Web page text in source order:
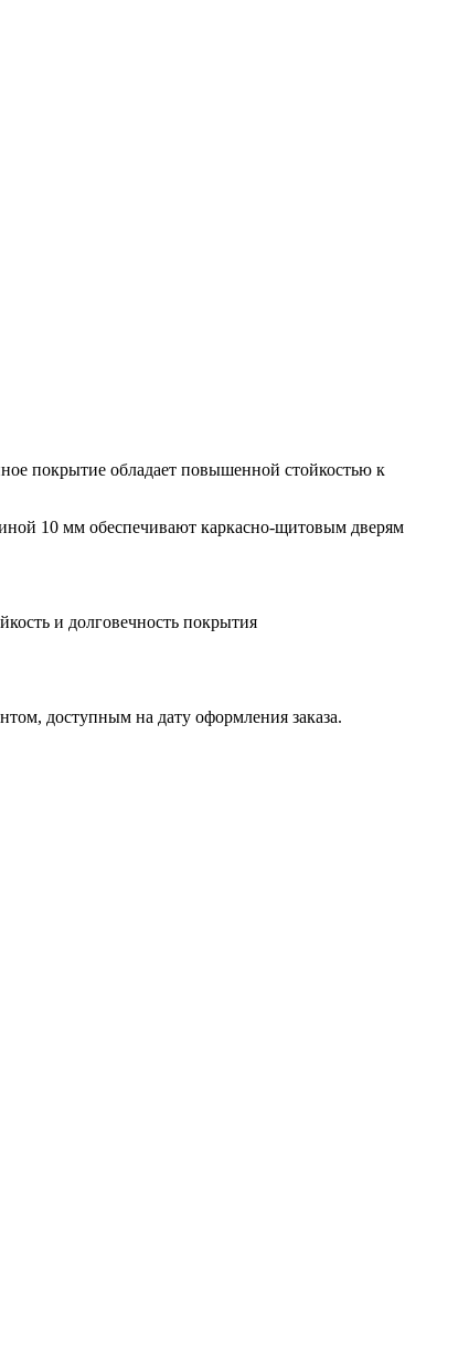
покрытие обладает повышенной стойкостью к
10 мм обеспечивают каркасно-щитовым дверям
и долговечность покрытия
доступным на дату оформления заказа.